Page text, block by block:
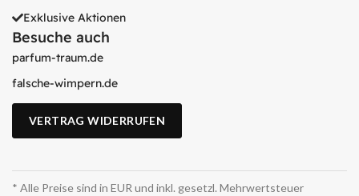
Exklusive Aktionen
Besuche auch
parfum-traum.de
falsche-wimpern.de
VERTRAG WIDERRUFEN
* Alle Preise sind in EUR und inkl. gesetzl. Mehrwertsteuer